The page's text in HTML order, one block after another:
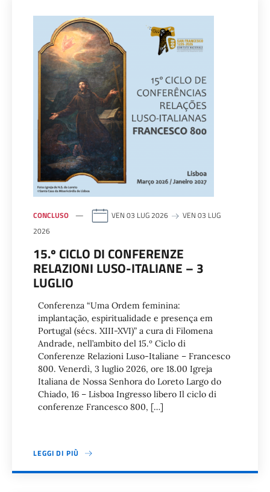
CONCLUSO VEN 03 LUG 2026
VEN 03 LUG
2026
15.º CICLO DI CONFERENZE
RELAZIONI LUSO-ITALIANE – 3
LUGLIO
Conferenza “Uma Ordem feminina:
implantação, espiritualidade e presença em
Portugal (sécs. XIII-XVI)” a cura di Filomena
Andrade, nell’ambito del 15.º Ciclo di
Conferenze Relazioni Luso-Italiane – Francesco
800. Venerdì, 3 luglio 2026, ore 18.00 Igreja
Italiana de Nossa Senhora do Loreto Largo do
Chiado, 16 – Lisboa Ingresso libero Il ciclo di
conferenze Francesco 800, […]
LEGGI DI PIÙ